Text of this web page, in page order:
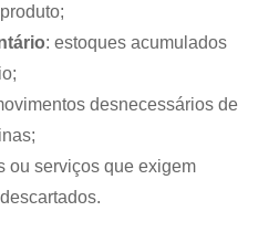
: estoques acumulados
desnecessários de
ou serviços que exigem